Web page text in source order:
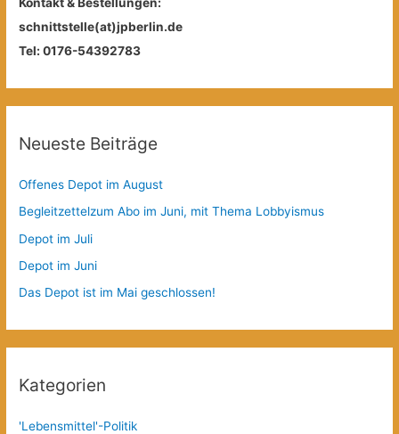
Kontakt & Bestellungen:
schnittstelle(at)jpberlin.de
Tel: 0176-54392783
Neueste Beiträge
Offenes Depot im August
Begleitzettelzum Abo im Juni, mit Thema Lobbyismus
Depot im Juli
Depot im Juni
Das Depot ist im Mai geschlossen!
Kategorien
'Lebensmittel'-Politik